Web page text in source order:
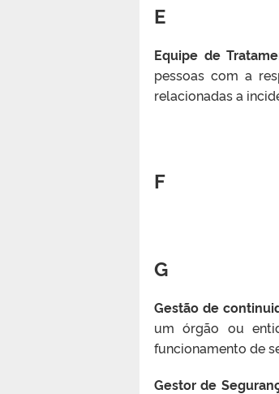
E
Equipe de
pessoas com a
relacionadas a
F
G
Gestão de
um órgão ou
funcionamento de
Gestor de